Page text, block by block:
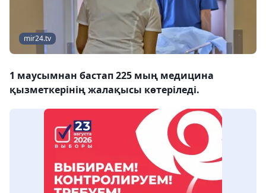
mir24.tv
1 маусымнан бастап 225 мың медицина
қызметкерінің жалақысы көтеріледі.